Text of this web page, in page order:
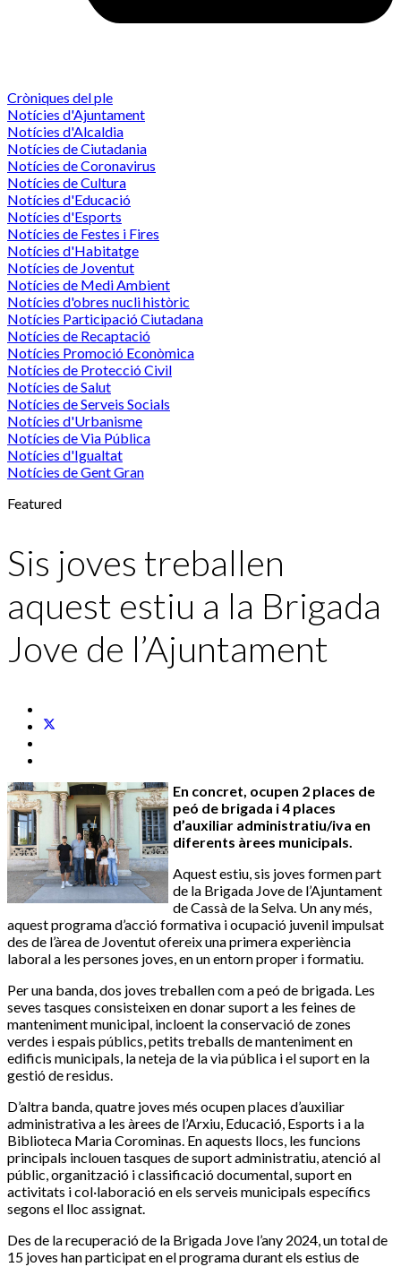
Cròniques del ple
Notícies d'Ajuntament
Notícies d'Alcaldia
Notícies de Ciutadania
Notícies de Coronavirus
Notícies de Cultura
Notícies d'Educació
Notícies d'Esports
Notícies de Festes i Fires
Notícies d'Habitatge
Notícies de Joventut
Notícies de Medi Ambient
Notícies d'obres nucli històric
Notícies Participació Ciutadana
Notícies de Recaptació
Notícies Promoció Econòmica
Notícies de Protecció Civil
Notícies de Salut
Notícies de Serveis Socials
Notícies d'Urbanisme
Notícies de Via Pública
Notícies d'Igualtat
Notícies de Gent Gran
Featured
Sis joves treballen
aquest estiu a la Brigada
Jove de l’Ajuntament
En concret, ocupen 2 places de
peó de brigada i 4 places
d’auxiliar administratiu/iva en
diferents àrees municipals.
Aquest estiu, sis joves formen part
de la Brigada Jove de l’Ajuntament
de Cassà de la Selva. Un any més,
aquest programa d’acció formativa i ocupació juvenil impulsat
des de l’àrea de Joventut ofereix una primera experiència
laboral a les persones joves, en un entorn proper i formatiu.
Per una banda, dos joves treballen com a peó de brigada. Les
seves tasques consisteixen en donar suport a les feines de
manteniment municipal, incloent la conservació de zones
verdes i espais públics, petits treballs de manteniment en
edificis municipals, la neteja de la via pública i el suport en la
gestió de residus.
D’altra banda, quatre joves més ocupen places d’auxiliar
administrativa a les àrees de l’Arxiu, Educació, Esports i a la
Biblioteca Maria Corominas. En aquests llocs, les funcions
principals inclouen tasques de suport administratiu, atenció al
públic, organització i classificació documental, suport en
activitats i col·laboració en els serveis municipals específics
segons el lloc assignat.
Des de la recuperació de la Brigada Jove l’any 2024, un total de
15 joves han participat en el programa durant els estius de